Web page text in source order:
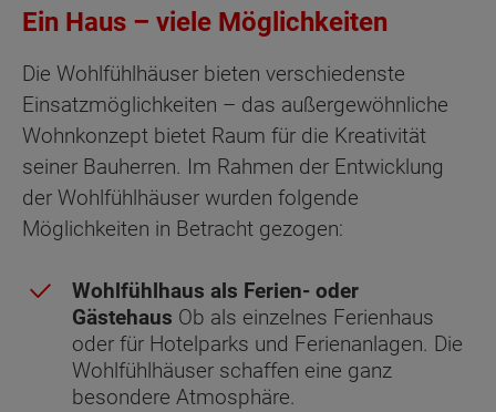
Ein Haus – viele Möglichkeiten
Die Wohlfühlhäuser bieten verschiedenste
Einsatzmöglichkeiten – das außergewöhnliche
Wohnkonzept bietet Raum für die Kreativität
seiner Bauherren. Im Rahmen der Entwicklung
der Wohlfühlhäuser wurden folgende
Möglichkeiten in Betracht gezogen:
Wohlfühlhaus als Ferien- oder
Gästehaus Ob als einzelnes Ferienhaus
oder für Hotelparks und Ferienanlagen. Die
Wohlfühlhäuser schaffen eine ganz
besondere Atmosphäre.